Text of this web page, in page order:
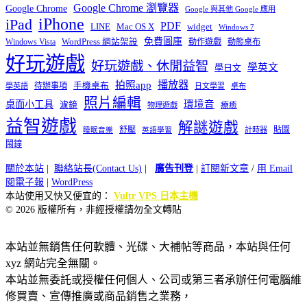
Google Chrome Google Chrome 瀏覽器 Google 與其他 Google 應用
iPad iPhone LINE Mac OS X PDF widget Windows 7
Windows Vista WordPress 網站架設 免費圖庫 動作遊戲 動態桌布
好玩遊戲 好玩遊戲、休閒益智 學日文 學英文
學英語 待辦事項 手機桌布 拍照app 播放器 日文學習 桌布
桌面小工具 濾鏡 照片編輯 物理遊戲 環境音 療癒
益智遊戲 睡眠音樂 舒壓 英語學習 解謎遊戲 計時器
貼圖
鬧鐘
關於本站 聯絡站長(Contact Us) 廣告刊登| 訂閱新文章 / 用 Email
閱電子報
WordPress
本站使用又快又便宜的： Vultr VPS 日本主機
© 2026 版權所有，非經授權請勿全文轉貼
本站並無銷售任何軟體、光碟、大補帖等商品，本站與任何
xyz 網站完全無關。
本站並無委託或授權任何個人、公司或第三者承辦任何電腦維
修買賣、宣傳推廣或商品銷售之業務，